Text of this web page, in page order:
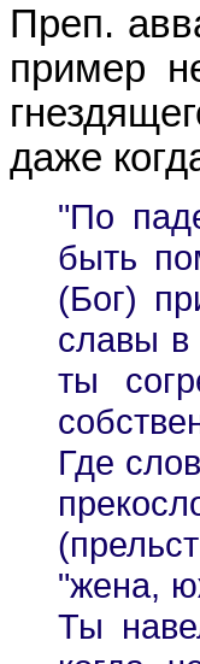
Преп.
пример
даже
"По
быть
(Бог)
славы в
ты
Где
"жена,
Ты